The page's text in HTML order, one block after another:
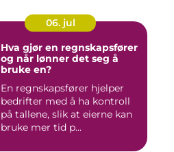
06. jul
Hva gjør en regnskapsfører
og når lønner det seg å
bruke en?
En regnskapsfører hjelper
bedrifter med å ha kontroll
på tallene, slik at eierne kan
bruke mer tid p...